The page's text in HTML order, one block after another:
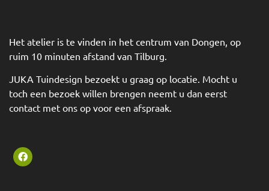
Het atelier is te vinden in het centrum van Dongen, op
ruim 10 minuten afstand van Tilburg.
JUKA Tuindesign bezoekt u graag op locatie. Mocht u
toch een bezoek willen brengen neemt u dan eerst
contact met ons op voor een afspraak.